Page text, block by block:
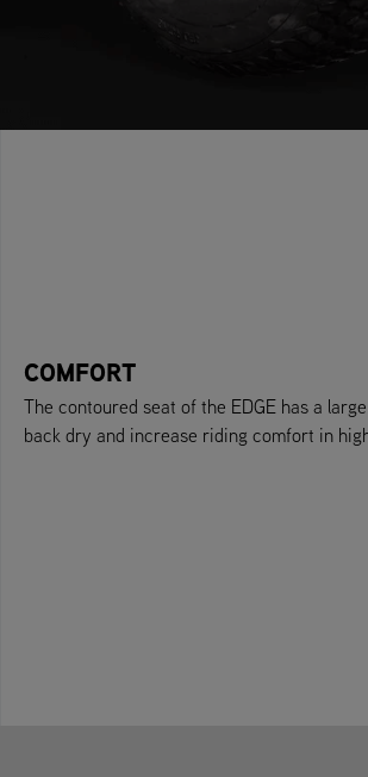
COMFORT
The contoured seat of the EDGE has a
back dry and increase riding comfort in